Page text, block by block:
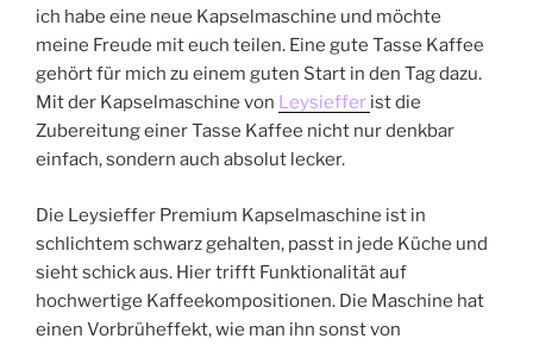
ich habe eine neue Kapselmaschine und möchte
meine Freude mit euch teilen. Eine gute Tasse Kaffee
gehört für mich zu einem guten Start in den Tag dazu.
Mit der Kapselmaschine von Leysieffer ist die
Zubereitung einer Tasse Kaffee nicht nur denkbar
einfach, sondern auch absolut lecker.
Die Leysieffer Premium Kapselmaschine ist in
schlichtem schwarz gehalten, passt in jede Küche und
sieht schick aus. Hier trifft Funktionalität auf
hochwertige Kaffeekompositionen. Die Maschine hat
einen Vorbrüheffekt, wie man ihn sonst von